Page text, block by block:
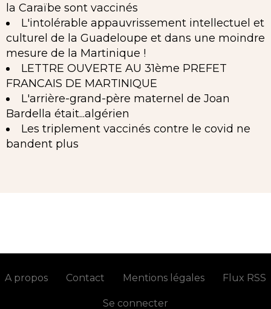
la Caraïbe sont vaccinés
L'intolérable appauvrissement intellectuel et
culturel de la Guadeloupe et dans une moindre
mesure de la Martinique !
LETTRE OUVERTE AU 31ème PREFET
FRANCAIS DE MARTINIQUE
L'arrière-grand-père maternel de Joan
Bardella était...algérien
Les triplement vaccinés contre le covid ne
bandent plus
A propos Contact Mentions légales Flux RSS
Se connecter